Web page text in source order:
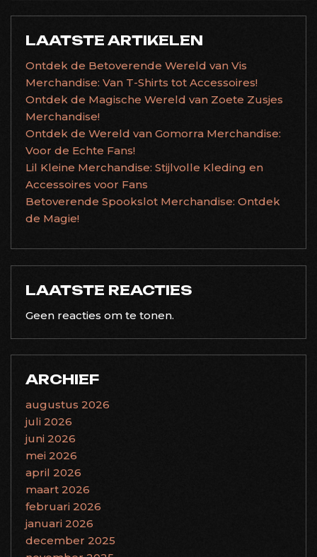
LAATSTE ARTIKELEN
Ontdek de Betoverende Wereld van Vis
Merchandise: Van T-Shirts tot Accessoires!
Ontdek de Magische Wereld van Zoete Zusjes
Merchandise!
Ontdek de Wereld van Gomorra Merchandise:
Voor de Echte Fans!
Lil Kleine Merchandise: Stijlvolle Kleding en
Accessoires voor Fans
Betoverende Spookslot Merchandise: Ontdek
de Magie!
LAATSTE REACTIES
Geen reacties om te tonen.
ARCHIEF
augustus 2026
juli 2026
juni 2026
mei 2026
april 2026
maart 2026
februari 2026
januari 2026
december 2025